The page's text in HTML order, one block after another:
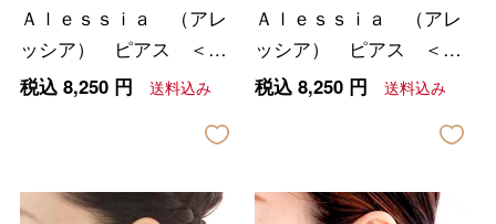
Ａｌｅｓｓｉａ （アレ
ッシア） ピアス ＜ブ
ラック＞
税込 8,250円 送料込み
Ａｌｅｓｓｉａ （アレ
ッシア） ピアス ＜オ
パールパープル＞
税込 8,250円 送料込み